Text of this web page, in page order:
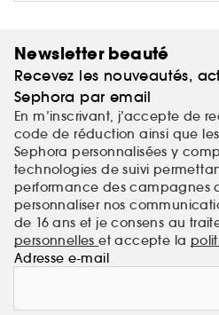
Newsletter beauté
Recevez les nouveautés,
Sephora par email
En m’inscrivant, j’accepte de
code de réduction ainsi que
Sephora personnalisées y
technologies de suivi
performance des campagnes
personnaliser nos
de 16 ans et je consens au
personnelleset accepte la
Adresse e-mail